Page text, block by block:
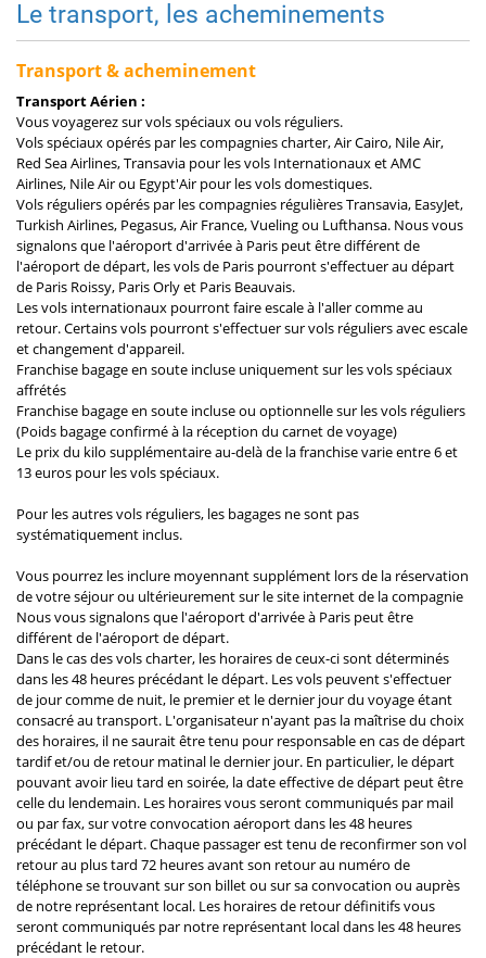
Le transport, les acheminements
Transport & acheminement
Transport Aérien :
Vous voyagerez sur vols spéciaux ou vols réguliers.
Vols spéciaux opérés par les compagnies charter, Air Cairo, Nile Air,
Red Sea Airlines, Transavia pour les vols Internationaux et AMC
Airlines, Nile Air ou Egypt'Air pour les vols domestiques.
Vols réguliers opérés par les compagnies régulières Transavia, EasyJet,
Turkish Airlines, Pegasus, Air France, Vueling ou Lufthansa. Nous vous
signalons que l'aéroport d'arrivée à Paris peut être différent de
l'aéroport de départ, les vols de Paris pourront s'effectuer au départ
de Paris Roissy, Paris Orly et Paris Beauvais.
Les vols internationaux pourront faire escale à l'aller comme au
retour. Certains vols pourront s'effectuer sur vols réguliers avec escale
et changement d'appareil.
Franchise bagage en soute incluse uniquement sur les vols spéciaux
affrétés
Franchise bagage en soute incluse ou optionnelle sur les vols réguliers
(Poids bagage confirmé à la réception du carnet de voyage)
Le prix du kilo supplémentaire au-delà de la franchise varie entre 6 et
13 euros pour les vols spéciaux.
Pour les autres vols réguliers, les bagages ne sont pas
systématiquement inclus.
Vous pourrez les inclure moyennant supplément lors de la réservation
de votre séjour ou ultérieurement sur le site internet de la compagnie
Nous vous signalons que l'aéroport d'arrivée à Paris peut être
différent de l'aéroport de départ.
Dans le cas des vols charter, les horaires de ceux-ci sont déterminés
dans les 48 heures précédant le départ. Les vols peuvent s'effectuer
de jour comme de nuit, le premier et le dernier jour du voyage étant
consacré au transport. L'organisateur n'ayant pas la maîtrise du choix
des horaires, il ne saurait être tenu pour responsable en cas de départ
tardif et/ou de retour matinal le dernier jour. En particulier, le départ
pouvant avoir lieu tard en soirée, la date effective de départ peut être
celle du lendemain. Les horaires vous seront communiqués par mail
ou par fax, sur votre convocation aéroport dans les 48 heures
précédant le départ. Chaque passager est tenu de reconfirmer son vol
retour au plus tard 72 heures avant son retour au numéro de
téléphone se trouvant sur son billet ou sur sa convocation ou auprès
de notre représentant local. Les horaires de retour définitifs vous
seront communiqués par notre représentant local dans les 48 heures
précédant le retour.